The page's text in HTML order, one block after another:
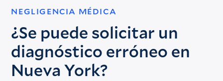
NEGLIGENCIA MÉDICA
¿Se puede solicitar un
diagnóstico erróneo en
Nueva York?